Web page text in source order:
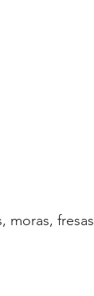
moras, fresas